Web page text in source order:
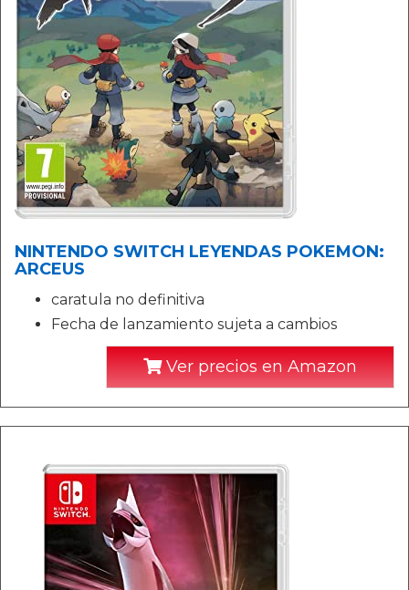
NINTENDO SWITCH LEYENDAS POKEMON:
ARCEUS
caratula no definitiva
Fecha de lanzamiento sujeta a cambios
Ver precios en Amazon